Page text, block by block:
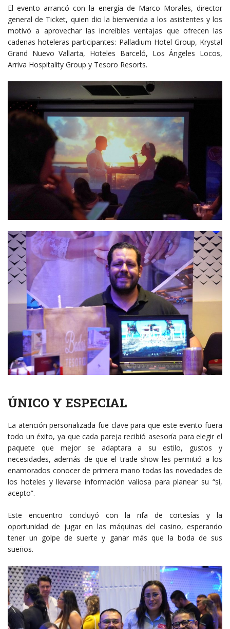
El evento arrancó con la energía de Marco Morales, director
general de Ticket, quien dio la bienvenida a los asistentes y los
motivó a aprovechar las increíbles ventajas que ofrecen las
cadenas hoteleras participantes: Palladium Hotel Group, Krystal
Grand Nuevo Vallarta, Hoteles Barceló, Los Ángeles Locos,
Arriva Hospitality Group y Tesoro Resorts.
ÚNICO Y ESPECIAL
La atención personalizada fue clave para que este evento fuera
todo un éxito, ya que cada pareja recibió asesoría para elegir el
paquete que mejor se adaptara a su estilo, gustos y
necesidades, además de que el trade show les permitió a los
enamorados conocer de primera mano todas las novedades de
los hoteles y llevarse información valiosa para planear su “sí,
acepto”.
Este encuentro concluyó con la rifa de cortesías y la
oportunidad de jugar en las máquinas del casino, esperando
tener un golpe de suerte y ganar más que la boda de sus
sueños.